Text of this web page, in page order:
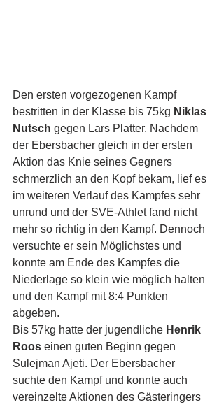
Den ersten vorgezogenen Kampf
bestritten in der Klasse bis 75kg Niklas
Nutsch gegen Lars Platter. Nachdem
der Ebersbacher gleich in der ersten
Aktion das Knie seines Gegners
schmerzlich an den Kopf bekam, lief es
im weiteren Verlauf des Kampfes sehr
unrund und der SVE-Athlet fand nicht
mehr so richtig in den Kampf. Dennoch
versuchte er sein Möglichstes und
konnte am Ende des Kampfes die
Niederlage so klein wie möglich halten
und den Kampf mit 8:4 Punkten
abgeben.
Bis 57kg hatte der jugendliche Henrik
Roos einen guten Beginn gegen
Sulejman Ajeti. Der Ebersbacher
suchte den Kampf und konnte auch
vereinzelte Aktionen des Gästeringers